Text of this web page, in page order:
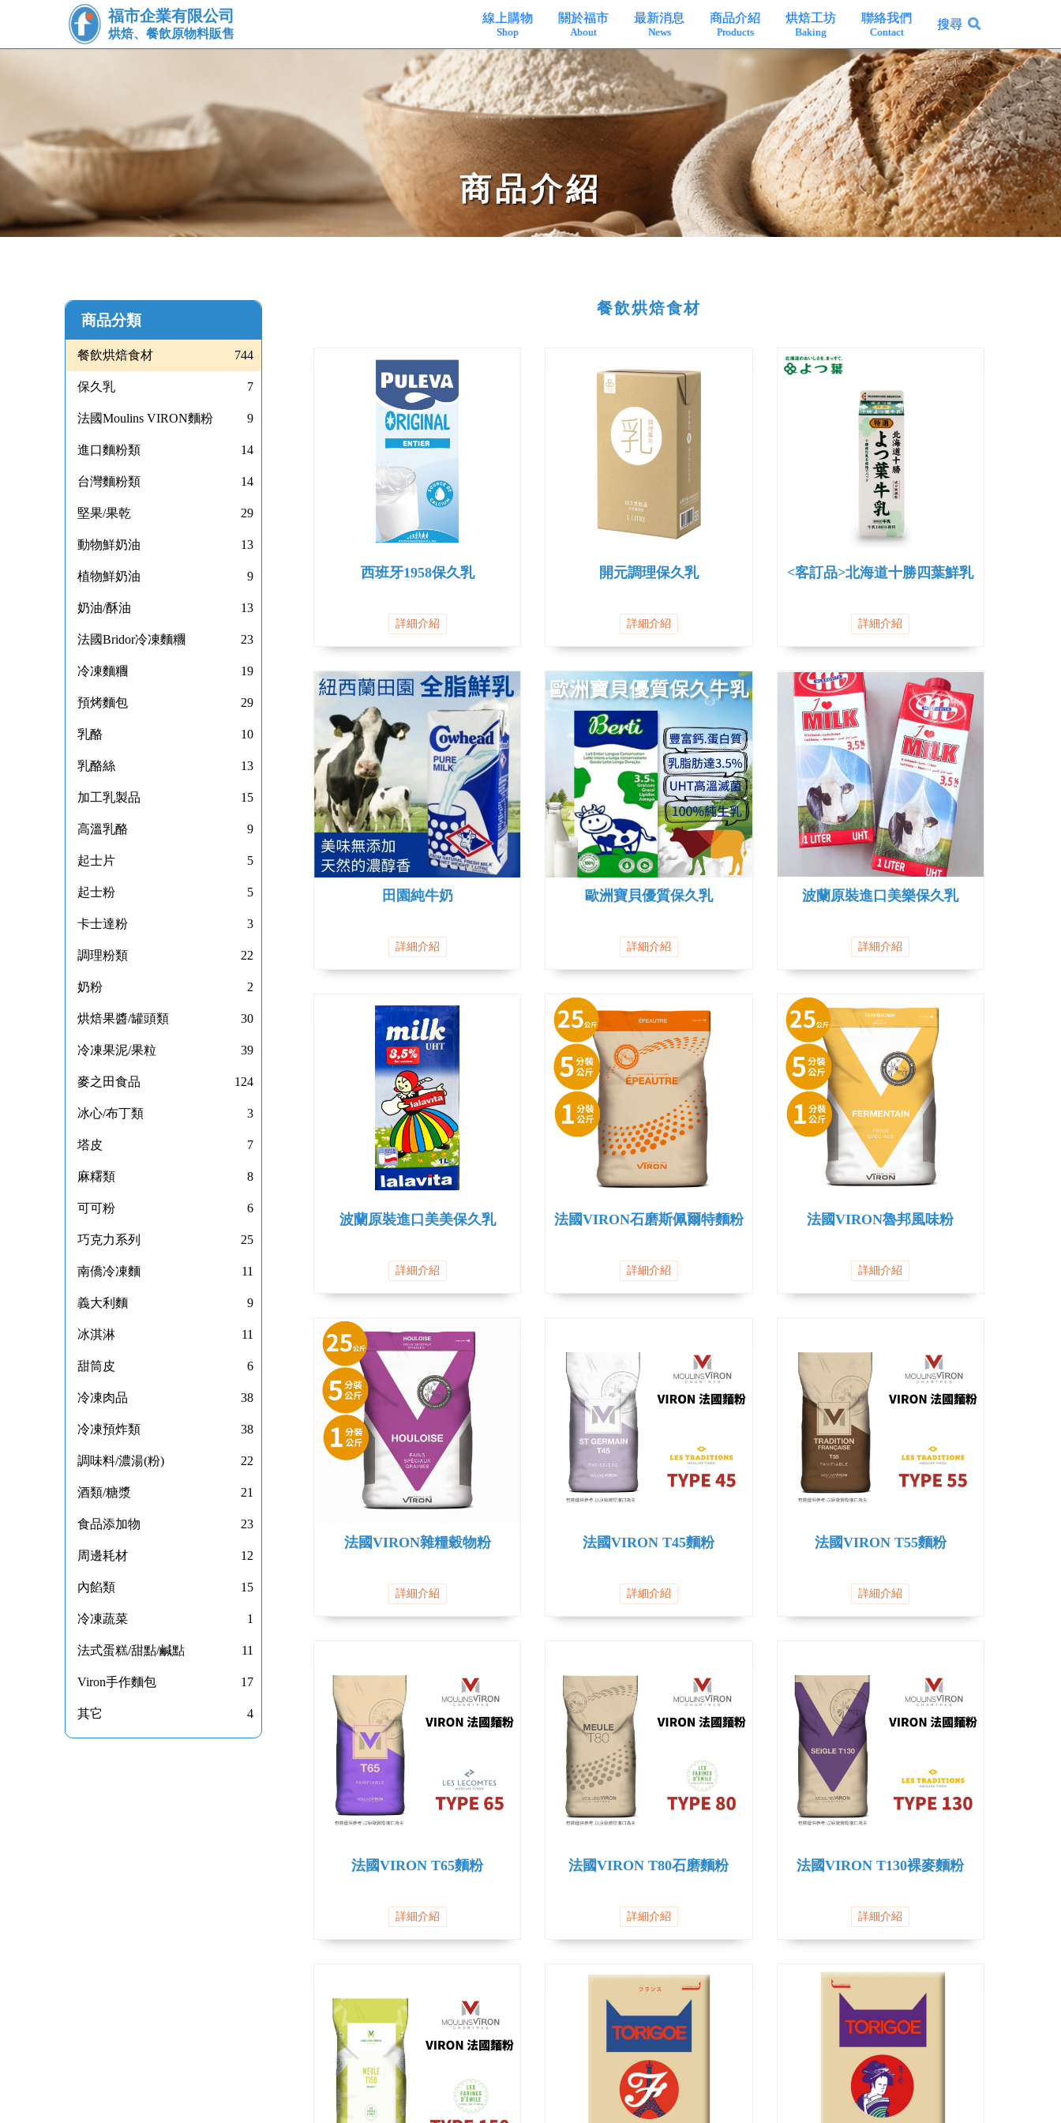
福市企業有限公司
烘焙、餐飲原物料販售
線上購物
Shop
關於福市
About
最新消息
News
商品介紹
Products
烘焙工坊
Baking
聯絡我們
Contact
搜尋
商品介紹
商品分類
餐飲烘焙食材 744
保久乳 7
法國Moulins VIRON麵粉 9
進口麵粉類 14
台灣麵粉類 14
堅果/果乾 29
動物鮮奶油 13
植物鮮奶油 9
奶油/酥油 13
法國Bridor冷凍麵糰 23
冷凍麵糰 19
預烤麵包 29
乳酪 10
乳酪絲 13
加工乳製品 15
高溫乳酪 9
起士片 5
起士粉 5
卡士達粉 3
調理粉類 22
奶粉 2
烘焙果醬/罐頭類 30
冷凍果泥/果粒 39
麥之田食品 124
冰心/布丁類 3
塔皮 7
麻糬類 8
可可粉 6
巧克力系列 25
南僑冷凍麵 11
義大利麵 9
冰淇淋 11
甜筒皮 6
冷凍肉品 38
冷凍預炸類 38
調味料/濃湯(粉) 22
酒類/糖漿 21
食品添加物 23
周邊耗材 12
內餡類 15
冷凍蔬菜 1
法式蛋糕/甜點/鹹點 11
Viron手作麵包 17
其它 4
餐飲烘焙食材
西班牙1958保久乳
詳細介紹
開元調理保久乳
詳細介紹
<客訂品>北海道十勝四葉鮮乳
詳細介紹
田園純牛奶
詳細介紹
歐洲寶貝優質保久乳
詳細介紹
波蘭原裝進口美樂保久乳
詳細介紹
波蘭原裝進口美美保久乳
詳細介紹
法國VIRON石磨斯佩爾特麵粉
詳細介紹
法國VIRON魯邦風味粉
詳細介紹
法國VIRON雜糧穀物粉
詳細介紹
法國VIRON T45麵粉
詳細介紹
法國VIRON T55麵粉
詳細介紹
法國VIRON T65麵粉
詳細介紹
法國VIRON T80石磨麵粉
詳細介紹
法國VIRON T130裸麥麵粉
詳細介紹